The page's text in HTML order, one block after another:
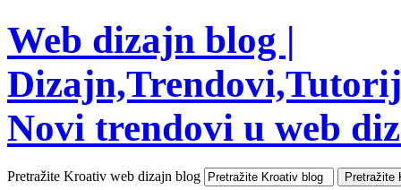
Web dizajn blog |
Novi trendovi u web
Pretražite Kroativ web dizajn blog